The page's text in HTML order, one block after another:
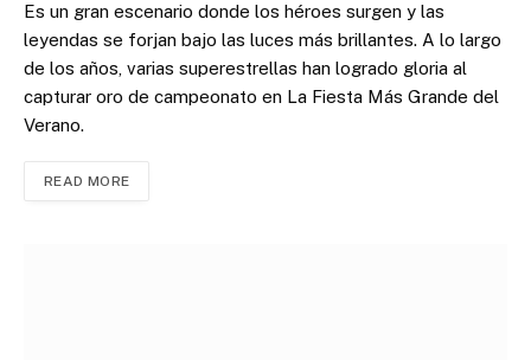
Es un gran escenario donde los héroes surgen y las
leyendas se forjan bajo las luces más brillantes. A lo largo
de los años, varias superestrellas han logrado gloria al
capturar oro de campeonato en La Fiesta Más Grande del
Verano.
READ MORE